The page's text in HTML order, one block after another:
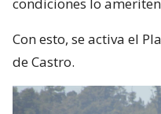
Con esto, se activa el
de Castro.